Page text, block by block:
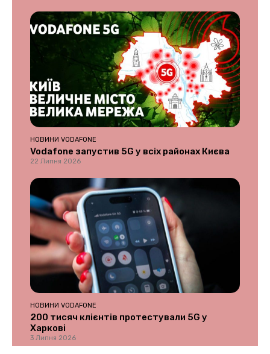
НОВИНИ VODAFONE
Vodafone запустив 5G у всіх районах Києва
22 Липня 2026
НОВИНИ VODAFONE
200 тисяч клієнтів протестували 5G у
Харкові
3 Липня 2026